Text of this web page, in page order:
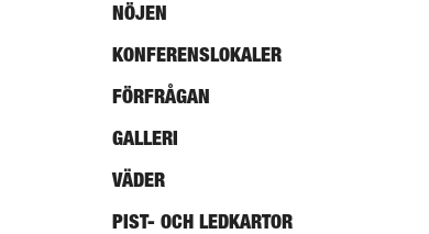
NÖJEN
KONFERENSLOKALER
FÖRFRÅGAN
GALLERI
VÄDER
PIST- OCH LEDKARTOR